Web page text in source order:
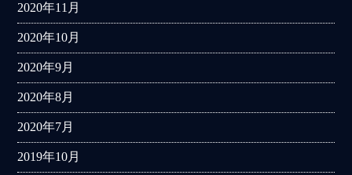
2020年11月
2020年10月
2020年9月
2020年8月
2020年7月
2019年10月